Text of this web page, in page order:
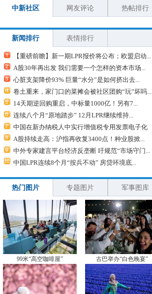
中新社区 网友评论 热帖排行
新闻排行 表情排行
【重磅前瞻】新一期LPR报价将公布；欧盟启动...
A股30年再出发 我们需要一个怎样的资本市场...
心脏支架降价93% 巨量“水分”是如何挤出去...
卷土重来，家门口的菜摊会被社区团购“玩”坏吗...
14天期逆回购重启，中标量1000亿！另有7...
连续八个月“原地踏步” 12月LPR继续维持...
中国在新办纳税人中实行增值税专用发票电子化
A股持续走高：沪指再收复3400点！种业股掀...
中外专家建言平台经济反垄断 吁规范“市场守门...
中国LPR连续8个月“按兵不动” 房贷环境底...
热门图片 专题图片 军事图库
99米“高空咖啡屋” 古巴举办“白色晚宴”